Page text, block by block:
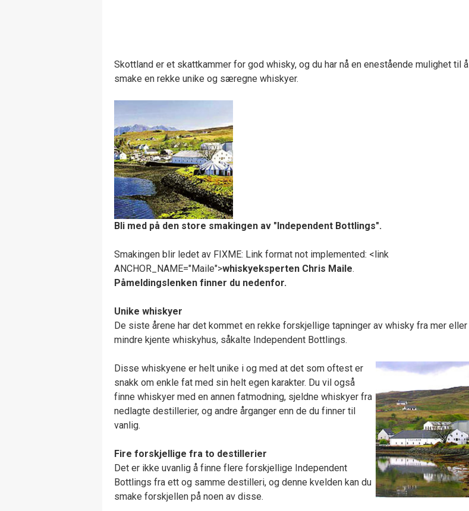
Skottland er et skattkammer for god whisky, og du har nå en enestående mulighet til å
smake en rekke unike og særegne whiskyer.
Bli med på den store smakingen av "Independent Bottlings".
Smakingen blir ledet av FIXME: Link format not implemented: <link
ANCHOR_NAME="Maile">whiskyeksperten Chris Maile.
Påmeldingslenken finner du nedenfor.
Unike whiskyer
De siste årene har det kommet en rekke forskjellige tapninger av whisky fra mer eller
mindre kjente whiskyhus, såkalte Independent Bottlings.
Disse whiskyene er helt unike i og med at det som oftest er
snakk om enkle fat med sin helt egen karakter. Du vil også
finne whiskyer med en annen fatmodning, sjeldne whiskyer fra
nedlagte destillerier, og andre årganger enn de du finner til
vanlig.
Fire forskjellige fra to destillerier
Det er ikke uvanlig å finne flere forskjellige Independent
Bottlings fra ett og samme destilleri, og denne kvelden kan du
smake forskjellen på noen av disse.